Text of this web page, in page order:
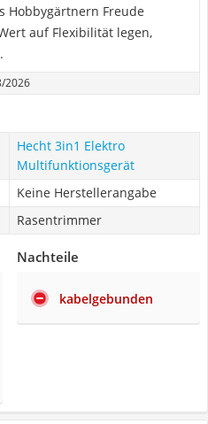
Hobbygärtnern Freude
auf Flexibilität legen,
2026
Hecht 3in1 Elektro
Multifunktionsgerät
Keine Herstellerangabe
Rasentrimmer
Nachteile
kabelgebunden